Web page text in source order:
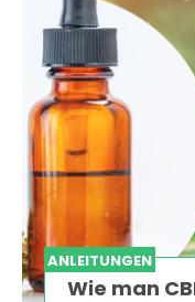
ANLEITUNGEN
Wie man